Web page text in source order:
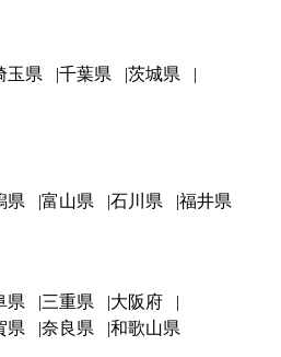
玉県 千葉県
茨城県
県 富山県 石川県 福井県
県 三重県
大阪府
県 奈良県 和歌山県